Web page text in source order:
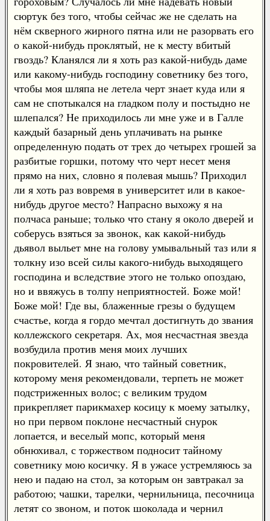
сюртук без того, чтобы сейчас же не сделать на
нём скверного жирного пятна или не разорвать его
о какой-нибудь проклятый, не к месту вбитый
гвоздь? Кланялся ли я хоть раз какой-нибудь даме
или какому-нибудь господину советнику без того,
чтобы моя шляпа не летела черт знает куда или я
сам не спотыкался на гладком полу и постыдно не
шлепался? Не приходилось ли мне уже и в Галле
каждый базарный день уплачивать на рынке
определенную подать от трех до четырех грошей за
разбитые горшки, потому что черт несет меня
прямо на них, словно я полевая мышь? Приходил
ли я хоть раз вовремя в университет или в какое-
нибудь другое место? Напрасно выхожу я на
полчаса раньше; только что стану я около дверей и
соберусь взяться за звонок, как какой-нибудь
дьявол выльет мне на голову умывальный таз или я
толкну изо всей силы какого-нибудь выходящего
господина и вследствие этого не только опоздаю,
но и ввяжусь в толпу неприятностей. Боже мой!
Боже мой! Где вы, блаженные грезы о будущем
счастье, когда я гордо мечтал достигнуть до звания
коллежского секретаря. Ах, моя несчастная звезда
возбудила против меня моих лучших
покровителей. Я знаю, что тайный советник,
которому меня рекомендовали, терпеть не может
подстриженных волос; с великим трудом
прикрепляет парикмахер косицу к моему затылку,
но при первом поклоне несчастный снурок
лопается, и веселый мопс, который меня
обнюхивал, с торжеством подносит тайному
советнику мою косичку. Я в ужасе устремляюсь за
нею и падаю на стол, за которым он завтракал за
работою; чашки, тарелки, чернильница, песочница
летят со звоном, и поток шоколада и чернил